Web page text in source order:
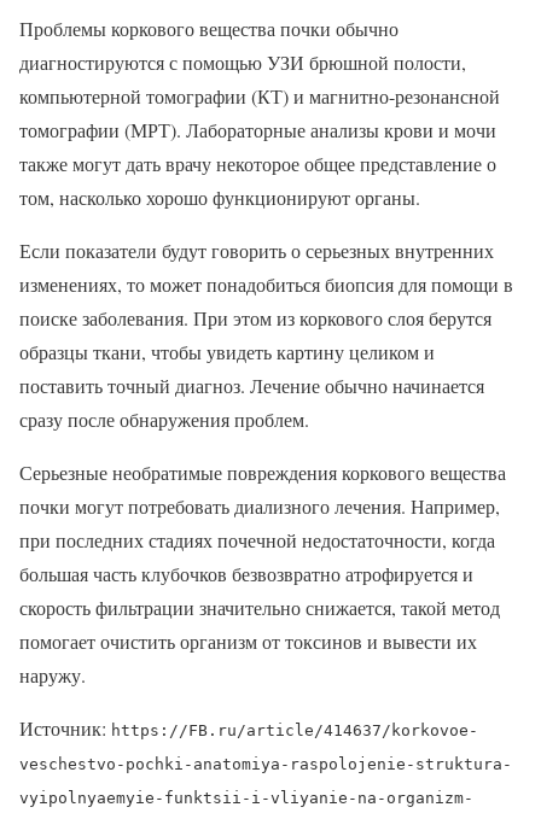
Проблемы коркового вещества почки обычно
диагностируются с помощью УЗИ брюшной полости,
компьютерной томографии (КТ) и магнитно-резонансной
томографии (МРТ). Лабораторные анализы крови и мочи
также могут дать врачу некоторое общее представление о
том, насколько хорошо функционируют органы.
Если показатели будут говорить о серьезных внутренних
изменениях, то может понадобиться биопсия для помощи в
поиске заболевания. При этом из коркового слоя берутся
образцы ткани, чтобы увидеть картину целиком и
поставить точный диагноз. Лечение обычно начинается
сразу после обнаружения проблем.
Серьезные необратимые повреждения коркового вещества
почки могут потребовать диализного лечения. Например,
при последних стадиях почечной недостаточности, когда
большая часть клубочков безвозвратно атрофируется и
скорость фильтрации значительно снижается, такой метод
помогает очистить организм от токсинов и вывести их
наружу.
Источник: https://FB.ru/article/414637/korkovoe-
veschestvo-pochki-anatomiya-raspolojenie-struktura-
vyipolnyaemyie-funktsii-i-vliyanie-na-organizm-